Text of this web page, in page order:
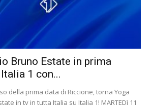
Bruno Estate in prima
1 con...
della prima data di Riccione, torna Yoga
in tv in tutta Italia su Italia 1! MARTEDì 11